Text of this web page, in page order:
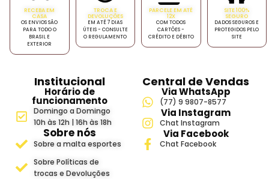
RECEBA EM
CASA
OS ENVIOS SÃO
PARA TODO O
BRASIL E
EXTERIOR
TROCA E
DEVOLUÇÕES
EM ATÉ 7 DIAS
ÚTEIS - CONSULTE
O REGULAMENTO
PARCELE EM ATÉ
12X
COM TODOS
CARTÕES -
CRÉDITO E DÉBITO
SITE 100%
SEGURO
DADOS SEGUROS E
PROTEGIDOS PELO
SITE
Institucional
Horário de
funcionamento
Domingo a Domingo
10h às 12h | 16h às 18h
Sobre nós
Sobre a malta esportes
Sobre Políticas de
trocas e Devoluções
Central de Vendas
Via WhatsApp
(77) 9 9807-8577
Via Instagram
Chat Instagram
Via Facebook
Chat Facebook